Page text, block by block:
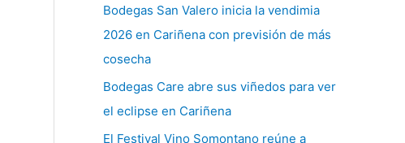
Bodegas San Valero inicia la vendimia
2026 en Cariñena con previsión de más
cosecha
Bodegas Care abre sus viñedos para ver
el eclipse en Cariñena
El Festival Vino Somontano reúne a
a
s